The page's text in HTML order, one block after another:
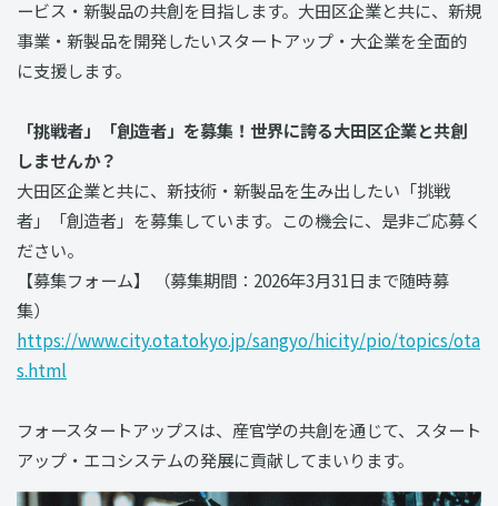
ービス・新製品の共創を目指します。大田区企業と共に、新規
事業・新製品を開発したいスタートアップ・大企業を全面的
に支援します。
「挑戦者」「創造者」を募集！世界に誇る大田区企業と共創
しませんか？
大田区企業と共に、新技術・新製品を生み出したい「挑戦
者」「創造者」を募集しています。この機会に、是非ご応募く
ださい。
【募集フォーム】 （募集期間：2026年3月31日まで随時募
集）
https://www.city.ota.tokyo.jp/sangyo/hicity/pio/topics/ota
s.html
フォースタートアップスは、産官学の共創を通じて、スタート
アップ・エコシステムの発展に貢献してまいります。